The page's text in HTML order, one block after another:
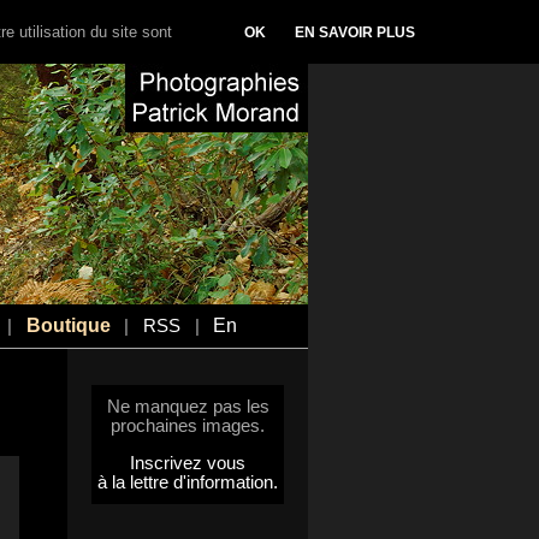
Boutique RSS En
Ne manquez pas les
prochaines images.
Inscrivez vous
à la lettre d'information.
utilisation du site sont OK EN SAVOIR PLUS